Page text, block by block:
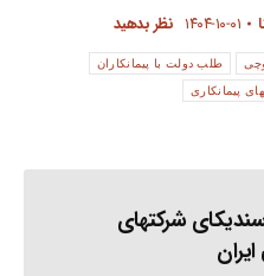
۱۴۰۴-۱۰-۰۱ نظر بدهید
طلب دولت با پیمانکاران
پیمانکاری
شرکتهای